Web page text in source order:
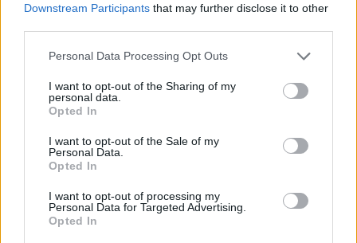
Downstream Participants that may further disclose it to other
Please note that this website/app uses one or more Google
not limited to your visit or usage behaviour. You may click to
grant or deny consent to Google and its third-party tags to
use your data for below specified purposes in below Google
consent section.
Personal Data Processing Opt Outs
I want to opt-out of the Sharing of my
personal data.
Opted In
I want to opt-out of the Sale of my
Personal Data.
Opted In
I want to opt-out of processing my
Personal Data for Targeted Advertising.
Opted In
Antincendio
Estintori
Antinfortunistica
Abbigliamento
Guanti